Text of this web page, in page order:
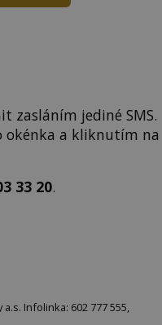
zasláním jediné SMS.
okénka a kliknutím na
33 20.
Infolinka: 602 777 555,